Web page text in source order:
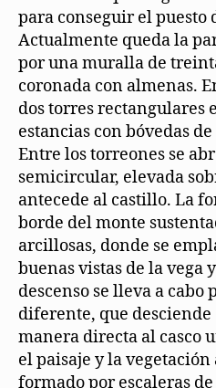
para conseguir el puesto
Actualmente queda la
por una muralla de
coronada con almenas.
dos torres rectangulares
estancias con bóvedas
Entre los torreones se
semicircular, elevada
antecede al castillo. La
borde del monte
arcillosas, donde se
buenas vistas de la vega
descenso se lleva a
diferente, que desciende
manera directa al casco
el paisaje y la
formado por escaleras